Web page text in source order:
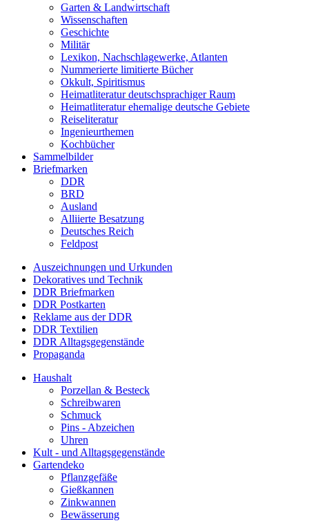
Garten & Landwirtschaft
Wissenschaften
Geschichte
Militär
Lexikon, Nachschlagewerke, Atlanten
Nummerierte limitierte Bücher
Okkult, Spiritismus
Heimatliteratur deutschsprachiger Raum
Heimatliteratur ehemalige deutsche Gebiete
Reiseliteratur
Ingenieurthemen
Kochbücher
Sammelbilder
Briefmarken
DDR
BRD
Ausland
Alliierte Besatzung
Deutsches Reich
Feldpost
Auszeichnungen und Urkunden
Dekoratives und Technik
DDR Briefmarken
DDR Postkarten
Reklame aus der DDR
DDR Textilien
DDR Alltagsgegenstände
Propaganda
Haushalt
Porzellan & Besteck
Schreibwaren
Schmuck
Pins - Abzeichen
Uhren
Kult - und Alltagsgegenstände
Gartendeko
Pflanzgefäße
Gießkannen
Zinkwannen
Bewässerung